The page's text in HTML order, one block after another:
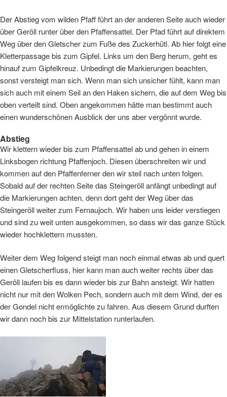
Der Abstieg vom wilden Pfaff führt an der anderen Seite auch wieder
über Geröll runter über den Pfaffensattel. Der Pfad führt auf direktem
Weg über den Gletscher zum Fuße des Zuckerhütl. Ab hier folgt eine
Kletterpassage bis zum Gipfel. Links um den Berg herum, geht es
hinauf zum Gipfelkreuz. Unbedingt die Markierungen beachten,
sonst versteigt man sich. Wenn man sich unsicher fühlt, kann man
sich auch mit einem Seil an den Haken sichern, die auf dem Weg bis
oben verteilt sind. Oben angekommen hätte man bestimmt auch
einen wunderschönen Ausblick der uns aber vergönnt wurde.
Abstieg
Wir klettern wieder bis zum Pfaffensattel ab und gehen in einem
Linksbogen richtung Pfaffenjoch. Diesen überschreiten wir und
kommen auf den Pfaffenferner den wir steil nach unten folgen.
Sobald auf der rechten Seite das Steingeröll anfängt unbedingt auf
die Markierungen achten, denn dort geht der Weg über das
Steingeröll weiter zum Fernaujoch. Wir haben uns leider verstiegen
und sind zu weit unten ausgekommen, so dass wir das ganze Stück
wieder hochklettern mussten.
Weiter dem Weg folgend steigt man noch einmal etwas ab und quert
einen Gletscherfluss, hier kann man auch weiter rechts über das
Geröll laufen bis es dann wieder bis zur Bahn ansteigt. Wir hatten
nicht nur mit den Wolken Pech, sondern auch mit dem Wind, der es
der Gondel nicht ermöglichte zu fahren. Aus diesem Grund durften
wir dann noch bis zur Mittelstation runterlaufen.